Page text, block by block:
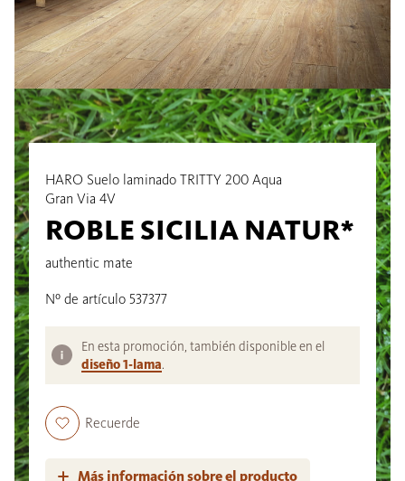
HARO Suelo laminado TRITTY 200 Aqua
Gran Via 4V
ROBLE SICILIA NATUR*
authentic mate
Nº de artículo 537377
En esta promoción, también disponible en el
diseño 1-lama.
Recuerde
Más información sobre el producto